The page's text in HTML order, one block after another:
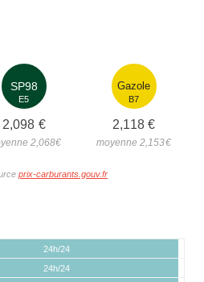
SP98
E5
2,098 €
2,068€
Gazole
B7
2,118 €
moyenne 2,153€
prix-carburants.gouv.fr
24h/24
24h/24